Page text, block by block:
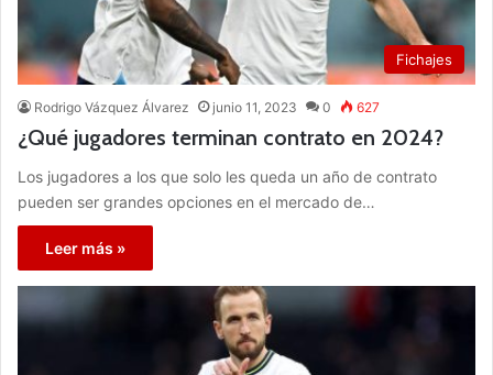
Fichajes
Rodrigo Vázquez Álvarez junio 11, 2023 0 627
¿Qué jugadores terminan contrato en 2024?
Los jugadores a los que solo les queda un año de contrato
pueden ser grandes opciones en el mercado de…
Leer más »